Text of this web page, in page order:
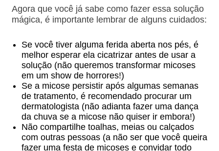
Agora que você já sabe como fazer essa solução
mágica, é importante lembrar de alguns cuidados:
Se você tiver alguma ferida aberta nos pés, é
melhor esperar ela cicatrizar antes de usar a
solução (não queremos transformar micoses
em um show de horrores!)
Se a micose persistir após algumas semanas
de tratamento, é recomendado procurar um
dermatologista (não adianta fazer uma dança
da chuva se a micose não quiser ir embora!)
Não compartilhe toalhas, meias ou calçados
com outras pessoas (a não ser que você queira
fazer uma festa de micoses e convidar todo